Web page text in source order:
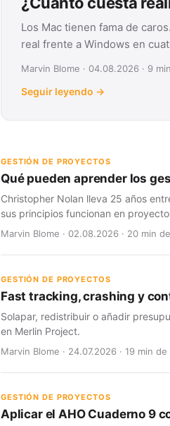
Los Mac tienen fama de
real frente a Windows en
Marvin Blome · 04.08.2026 · 9
Seguir leyendo →
GESTIÓN DE PROYECTOS
Qué pueden aprender los
Christopher Nolan lleva 25 años
sus principios funcionan en
Marvin Blome · 02.08.2026 · 20 min
GESTIÓN DE PROYECTOS
Fast tracking, crashing y
Solapar, redistribuir o añadir
en Merlin Project.
Marvin Blome · 24.07.2026 · 19 min
GESTIÓN DE PROYECTOS
Aplicar el AHO Cuaderno 9